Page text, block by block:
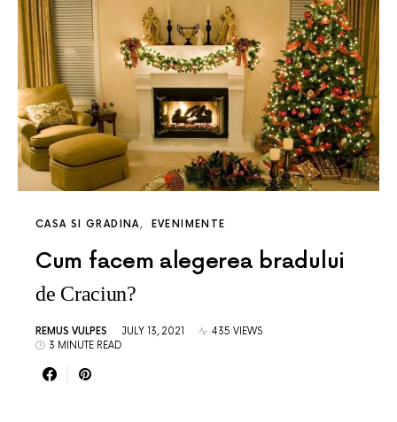
CASA SI GRADINA EVENIMENTE
Cum facem alegerea bradului
de Craciun?
REMUS VULPES JULY 13, 2021
435 VIEWS
3 MINUTE READ